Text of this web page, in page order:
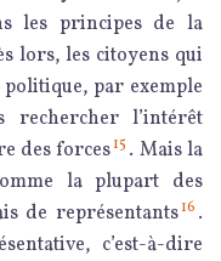
les principes de la
lors, les citoyens qui
par exemple
rechercher l’intérêt
des forces15 . Mais la
la plupart des
de représentants16 .
c’est-à-dire